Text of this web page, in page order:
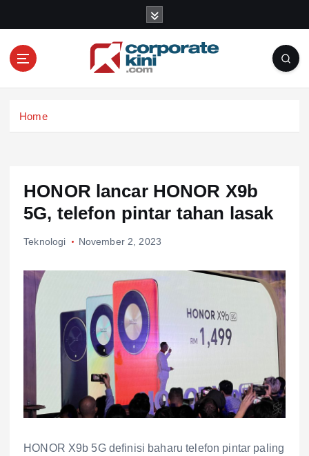
o
Home
HONOR lancar HONOR X9b
5G, telefon pintar tahan lasak
Teknologi November 2, 2023
HONOR X9b 5G definisi baharu telefon pintar paling